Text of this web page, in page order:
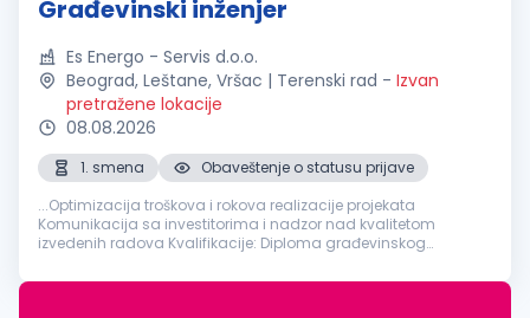
Građevinski inženjer
Es Energo - Servis d.o.o.
Beograd, Leštane, Vršac | Terenski rad - Izvan
pretražene lokacije
08.08.2026
1. smena
Obaveštenje o statusu prijave
...Optimizacija troškova i rokova realizacije projekata
Komunikacija sa investitorima i nadzor nad kvalitetom
izvedenih radova Kvalifikacije: Diploma građevinskog
građevinarstva Iskustvo u radu nagrađevinskim...